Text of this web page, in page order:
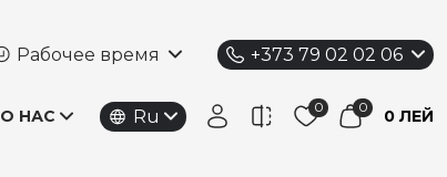
Рабочее время +373 79 02 02 06
О НАС Ru 0 ЛЕЙ